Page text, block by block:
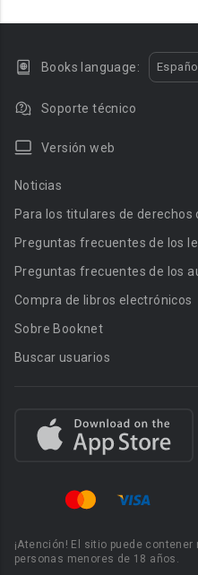
Books language: Español
Soporte técnico
Versión web
Noticias
Para los titulares de derechos
Preguntas frecuentes de los
Preguntas frecuentes de los
Compra de libros electrónicos
Sobre Booknet
Buscar usuarios
¡Atención! El sitio puede
personas menores de 18 años.